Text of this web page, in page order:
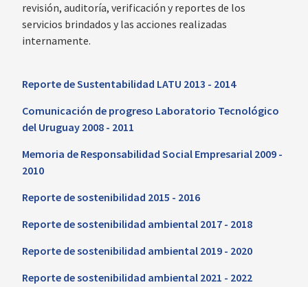
revisión, auditoría, verificación y reportes de los
servicios brindados y las acciones realizadas
internamente.
Reporte de Sustentabilidad LATU 2013 - 2014
Comunicación de progreso Laboratorio Tecnológico
del Uruguay 2008 - 2011
Memoria de Responsabilidad Social Empresarial 2009 -
2010
Reporte de sostenibilidad 2015 - 2016
Reporte de sostenibilidad ambiental 2017 - 2018
Reporte de sostenibilidad ambiental 2019 - 2020
Reporte de sostenibilidad ambiental 2021 - 2022